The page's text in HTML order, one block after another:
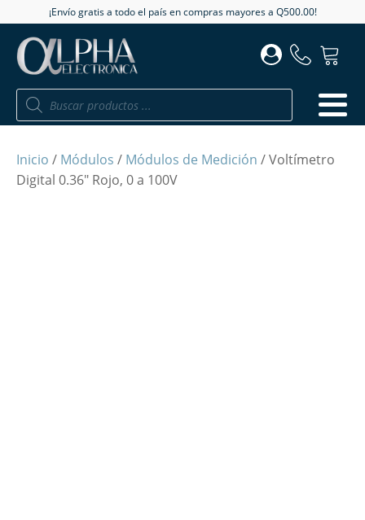
¡Envío gratis a todo el país en compras mayores a Q500.00!
Búsqueda
productos
Inicio / Módulos / Módulos de Medición / Voltímetro
Digital 0.36" Rojo, 0 a 100V